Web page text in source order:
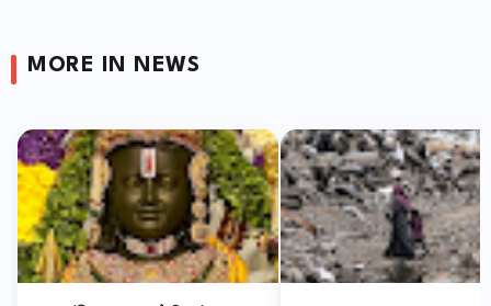
MORE IN NEWS